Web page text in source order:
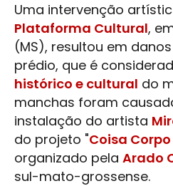
Uma intervenção
Plataforma Cultural,
(MS), resultou em
prédio, que é
histórico e cultural do
manchas foram
instalação do artista
do projeto "Coisa
organizado pela Arado
sul-mato-grossense.